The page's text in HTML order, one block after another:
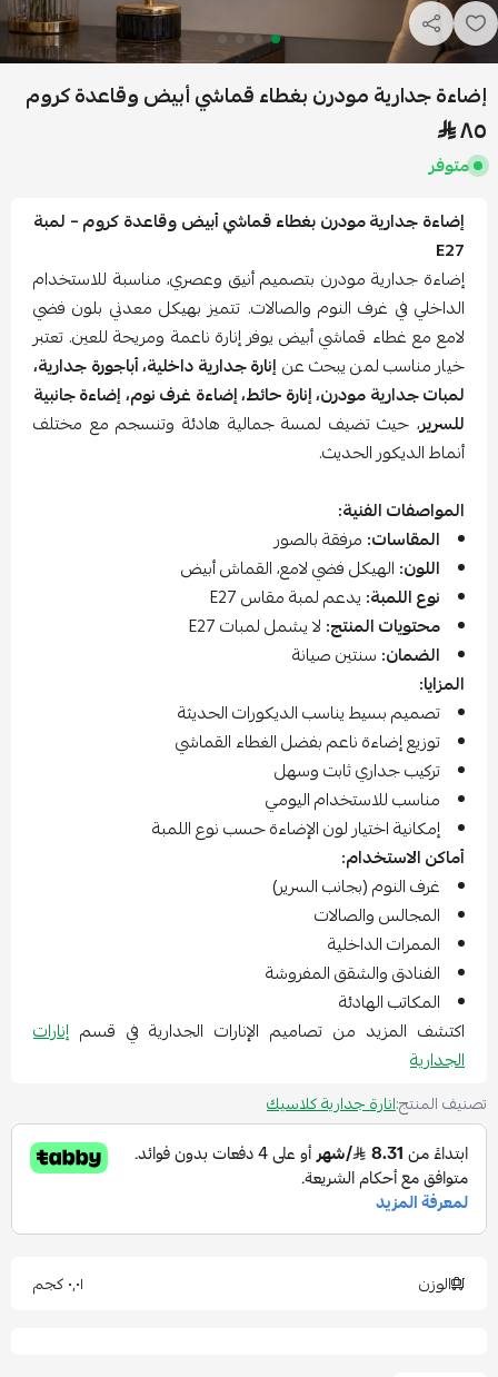
إضاءة جدارية مودرن بغطاء قماشي أبيض وقاعدة كروم
٨٥
متوفر
إضاءة جدارية مودرن بغطاء قماشي أبيض وقاعدة كروم – لمبة
E27
إضاءة جدارية مودرن بتصميم أنيق وعصري، مناسبة للاستخدام
الداخلي في غرف النوم والصالات. تتميز بهيكل معدني بلون فضي
لامع مع غطاء قماشي أبيض يوفر إنارة ناعمة ومريحة للعين. تعتبر
خيار مناسب لمن يبحث عنإنارة جدارية داخلية، أباجورة جدارية،
لمبات جدارية مودرن، إنارة حائط، إضاءة غرف نوم، إضاءة جانبية
للسرير، حيث تضيف لمسة جمالية هادئة وتنسجم مع مختلف
أنماط الديكور الحديث.
المواصفات الفنية:
المقاسات: مرفقة بالصور
اللون: الهيكل فضي لامع، القماش أبيض
نوع اللمبة: يدعم لمبة مقاس E27
محتويات المنتج: لا يشمل لمبات E27
الضمان: سنتين صيانة
المزايا:
تصميم بسيط يناسب الديكورات الحديثة
توزيع إضاءة ناعم بفضل الغطاء القماشي
تركيب جداري ثابت وسهل
مناسب للاستخدام اليومي
إمكانية اختيار لون الإضاءة حسب نوع اللمبة
أماكن الاستخدام:
غرف النوم (بجانب السرير)
المجالس والصالات
الممرات الداخلية
الفنادق والشقق المفروشة
المكاتب الهادئة
اكتشف المزيد من تصاميم الإنارات الجدارية في قسم إنارات
الجدارية
تصنيف المنتج:انارة جدارية كلاسيك
الوزن ٠٫٠١ كجم